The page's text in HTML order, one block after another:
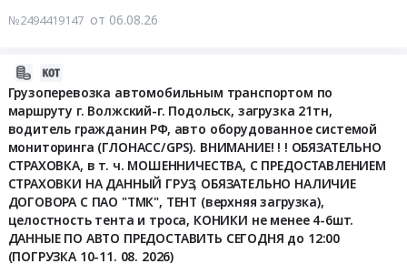
100
№2494419147 от 06.08.26
3
Грузоперевозка автомобильным транспортом по
маршруту г. Волжский-г. Подольск, загрузка 21тн,
водитель гражданин РФ, авто оборудованное системой
мониторинга (ГЛОНАСС/GPS). ВНИМАНИЕ! ! ! ОБЯЗАТЕЛЬНО
СТРАХОВКА, в т. ч. МОШЕННИЧЕСТВА, С ПРЕДОСТАВЛЕНИЕМ
СТРАХОВКИ НА ДАННЫЙ ГРУЗ, ОБЯЗАТЕЛЬНО НАЛИЧИЕ
ДОГОВОРА С ПАО "ТМК", ТЕНТ (верхняя загрузка),
целостность тента и троса, КОНИКИ не менее 4-6шт.
ДАННЫЕ ПО АВТО ПРЕДОСТАВИТЬ СЕГОДНЯ до 12:00
(ПОГРУЗКА 10-11. 08. 2026)